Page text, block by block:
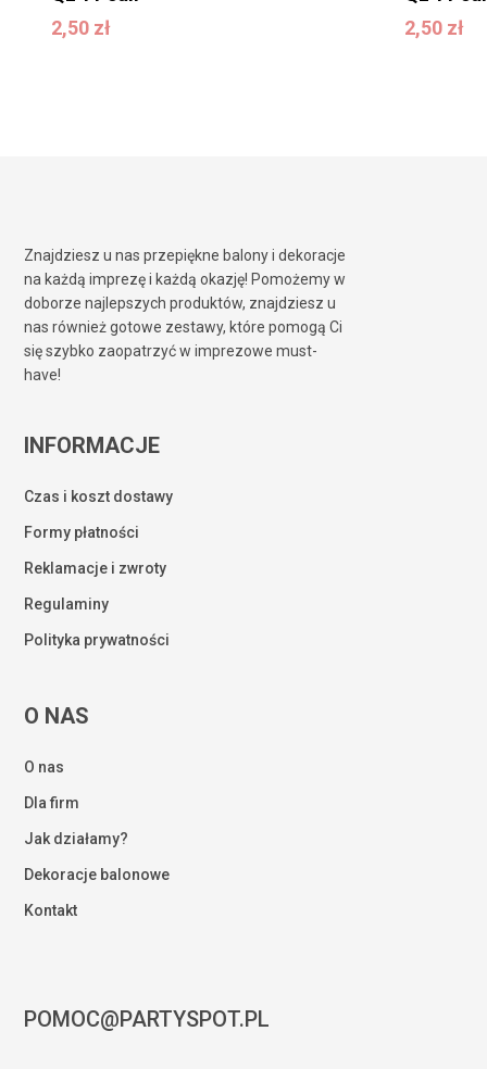
2,50 zł
2,50zł
2,50 zł
2,50zł
Znajdziesz u nas przepiękne balony i dekoracje
na każdą imprezę i każdą okazję! Pomożemy w
doborze najlepszych produktów, znajdziesz u
nas również gotowe zestawy, które pomogą Ci
się szybko zaopatrzyć w imprezowe must-
have!
INFORMACJE
Czas i koszt dostawy
Formy płatności
Reklamacje i zwroty
Regulaminy
Polityka prywatności
O NAS
O nas
Dla firm
Jak działamy?
Dekoracje balonowe
Kontakt
POMOC@PARTYSPOT.PL